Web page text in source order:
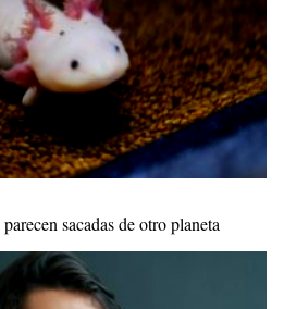
sacadas de otro planeta